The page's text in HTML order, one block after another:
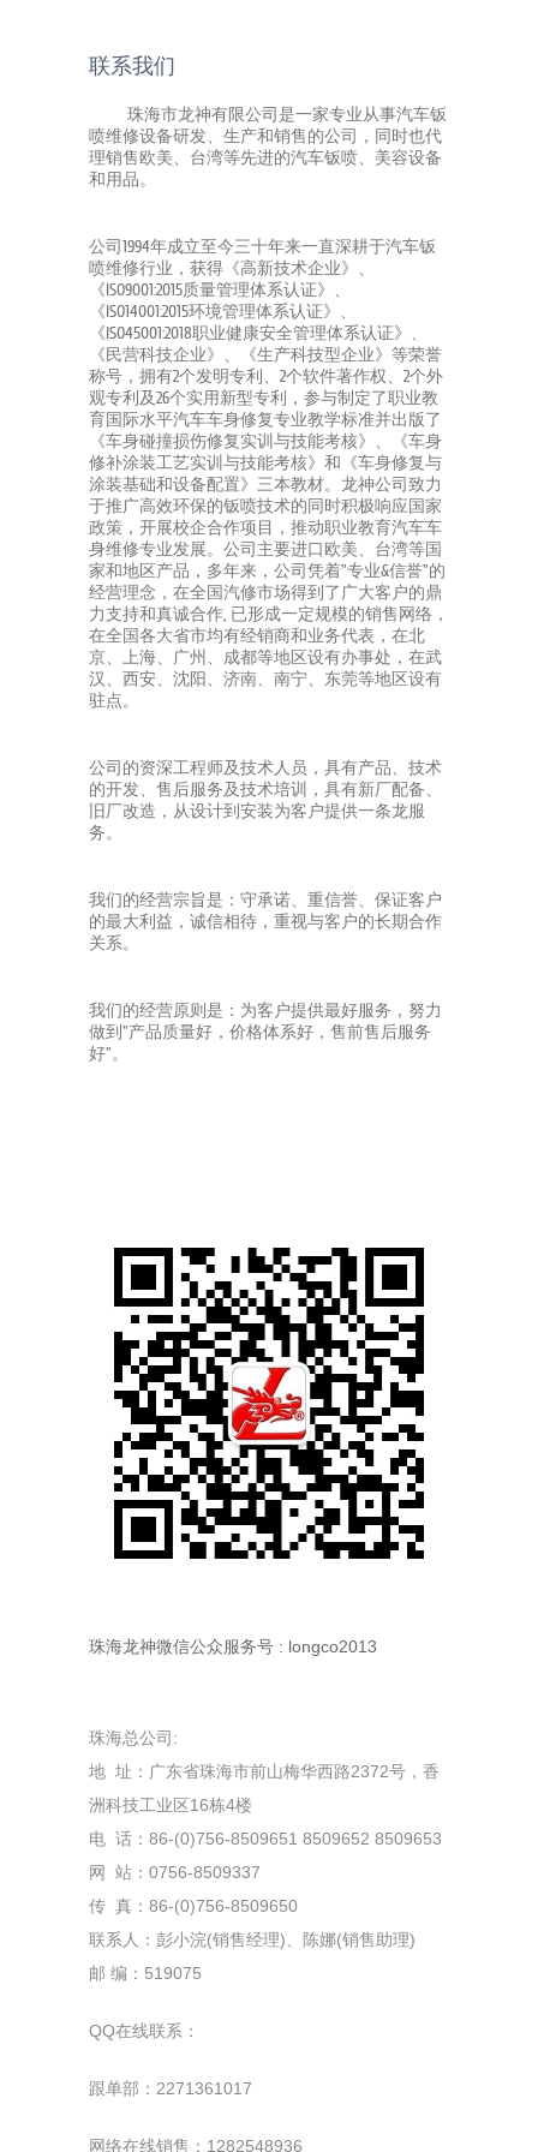
联系我们
珠海市龙神有限公司是一家专业从事汽车钣
喷维修设备研发、生产和销售的公司，同时也代
理销售欧美、台湾等先进的汽车钣喷、美容设备
和用品。
公司1994年成立至今三十年来一直深耕于汽车钣
喷维修行业，获得《高新技术企业》、
《ISO9001:2015质量管理体系认证》、
《ISO14001:2015环境管理体系认证》、
《ISO45001:2018职业健康安全管理体系认证》、
《民营科技企业》、《生产科技型企业》等荣誉
称号，拥有2个发明专利、2个软件著作权、2个外
观专利及26个实用新型专利，参与制定了职业教
育国际水平汽车车身修复专业教学标准并出版了
《车身碰撞损伤修复实训与技能考核》、《车身
修补涂装工艺实训与技能考核》和《车身修复与
涂装基础和设备配置》三本教材。龙神公司致力
于推广高效环保的钣喷技术的同时积极响应国家
政策，开展校企合作项目，推动职业教育汽车车
身维修专业发展。公司主要进口欧美、台湾等国
家和地区产品，多年来，公司凭着"专业&信誉"的
经营理念，在全国汽修市场得到了广大客户的鼎
力支持和真诚合作, 已形成一定规模的销售网络，
在全国各大省市均有经销商和业务代表，在北
京、上海、广州、成都等地区设有办事处，在武
汉、西安、沈阳、济南、南宁、东莞等地区设有
驻点。
公司的资深工程师及技术人员，具有产品、技术
的开发、售后服务及技术培训，具有新厂配备、
旧厂改造，从设计到安装为客户提供一条龙服
务。
我们的经营宗旨是：守承诺、重信誉、保证客户
的最大利益，诚信相待，重视与客户的长期合作
关系。
我们的经营原则是：为客户提供最好服务，努力
做到"产品质量好，价格体系好，售前售后服务
好"。
珠海龙神微信公众服务号 : longco2013
珠海总公司:
地 址：广东省珠海市前山梅华西路2372号，香
洲科技工业区16栋4楼
电 话：86-(0)756-8509651 8509652 8509653
网 站：0756-8509337
传 真：86-(0)756-8509650
联系人：彭小浣(销售经理)、陈娜(销售助理)
邮 编：519075
QQ在线联系：
跟单部：2271361017
网络在线销售：1282548936